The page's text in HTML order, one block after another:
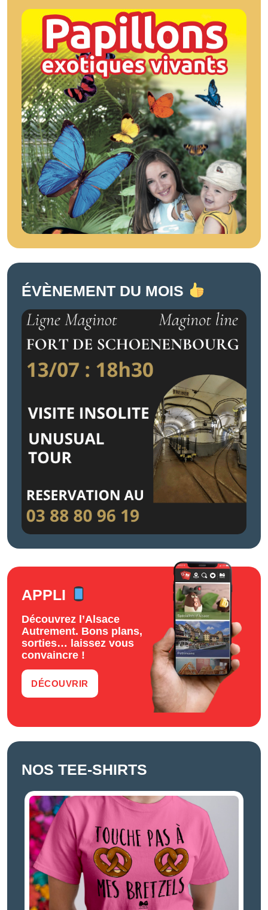
ÉVÈNEMENT DU MOIS
APPLI
Découvrez l’Alsace
Autrement. Bons plans,
sorties… laissez vous
convaincre !
DÉCOUVRIR
NOS TEE-SHIRTS